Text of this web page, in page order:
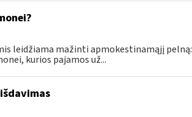
leidžiama mažinti apmokestinamąjį pelną:
kurios pajamos už...